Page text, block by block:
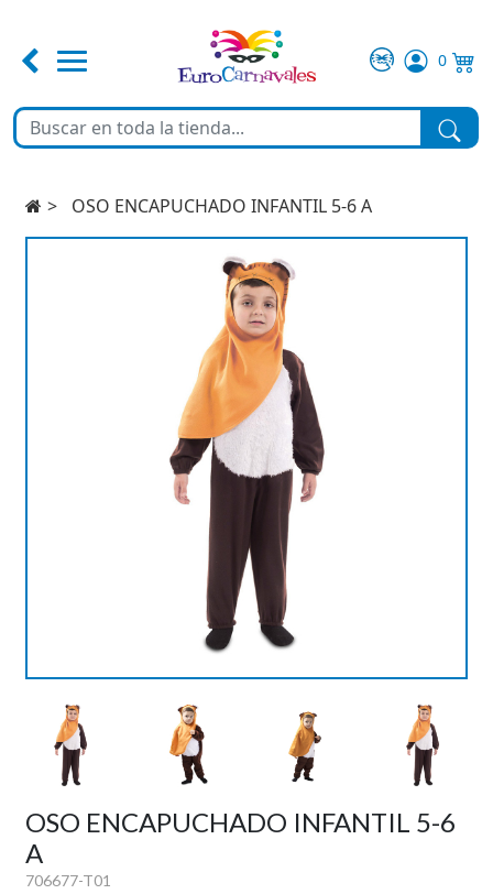
0
DISFRACES
VESTUARIO PAYESES
REVELACION
HALLOWEEN
OSO ENCAPUCHADO INFANTIL 5-6 A
OSO ENCAPUCHADO INFANTIL 5-6
A
706677-T01